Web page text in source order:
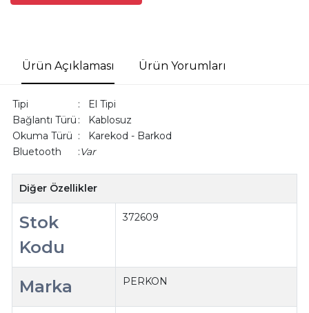
Ürün Açıklaması Ürün Yorumları
Tipi
: El Tipi
Bağlantı Türü : Kablosuz
Okuma Türü : Karekod - Barkod
Bluetooth
:Var
Diğer Özellikler
Stok
Kodu
372609
Marka PERKON